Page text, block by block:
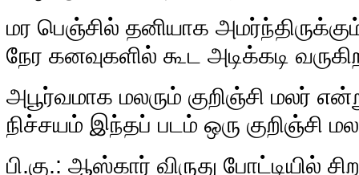
மர பெஞ்சில் தனியாக
நேர கனவுகளில் கூட அடிக்கடி
அபூர்வமாக மலரும் குறிஞ்சி மலர்
நிச்சயம் இந்தப் படம் ஒரு குறிஞ்சி
பி.கு.: ஆஸ்கார் விருது போட்டியில்